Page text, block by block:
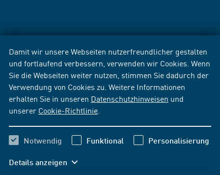
Damit wir unsere Webseiten nutzerfreundlicher gestalten
und fortlaufend verbessern, verwenden wir Cookies. Wenn
Sie die Webseiten weiter nutzen, stimmen Sie dadurch der
Verwendung von Cookies zu. Weitere Informationen
erhalten Sie in unseren Datenschutzhinweisen und
unserer Cookie-Richtlinie
Notwendig Funktional Personalisierung
Details anzeigen